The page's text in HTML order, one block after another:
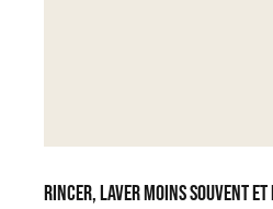
Rincer, laver moins souvent